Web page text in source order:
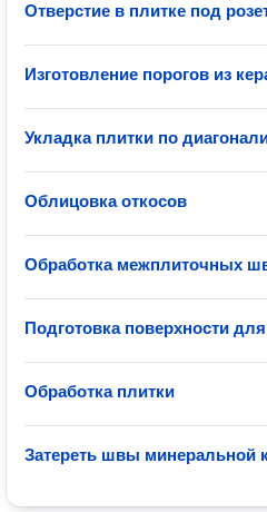
Отверстие в плитке под
Изготовление порогов из
Укладка плитки по
Облицовка откосов
Обработка межплиточных
Подготовка поверхности
Обработка плитки
Затереть швы минеральной